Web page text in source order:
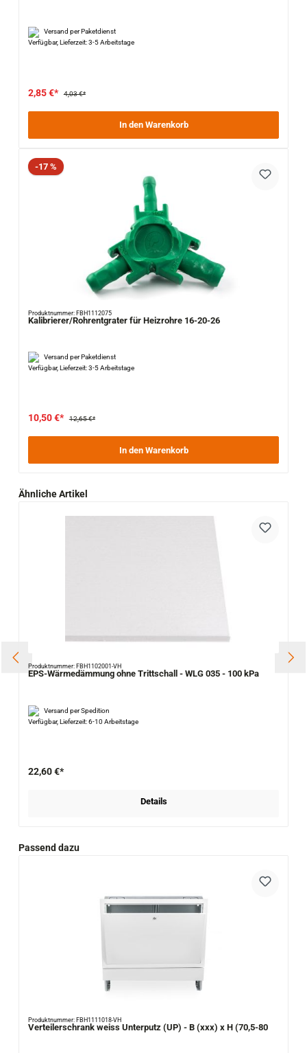
Versand per Paketdienst
Verfügbar, Lieferzeit: 3-5 Arbeitstage
2,85 €* 4,03 €*
In den Warenkorb
Rabatt
-17 %
Produktnummer: FBH1112075
Kalibrierer/Rohrentgrater für Heizrohre 16-20-26
Versand per Paketdienst
Verfügbar, Lieferzeit: 3-5 Arbeitstage
10,50 €* 12,65 €*
In den Warenkorb
Produktgalerie überspringen
Ähnliche Artikel
Produktnummer: FBH1102001-VH
EPS-Wärmedämmung ohne Trittschall - WLG 035 - 100 kPa
Versand per Spedition
Verfügbar, Lieferzeit: 6-10 Arbeitstage
22,60 €*
Details
Produktgalerie überspringen
Passend dazu
Produktnummer: FBH1111018-VH
Verteilerschrank weiss Unterputz (UP) - B (xxx) x H (70,5-80